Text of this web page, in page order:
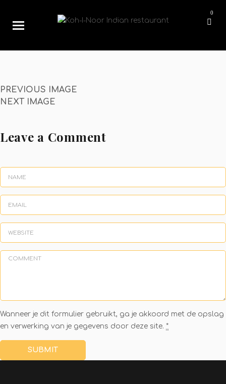
0
h1-sl3
PREVIOUS IMAGE
NEXT IMAGE
Leave a Comment
Wanneer je dit formulier gebruikt, ga je akkoord met de opslag
en verwerking van je gegevens door deze site. *